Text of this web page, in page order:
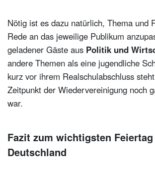
Nötig ist es dazu natürlich, Thema und
Rede an das jeweilige Publikum
geladener Gäste aus Politik und
andere Themen als eine jugendliche
kurz vor ihrem Realschulabschluss
Zeitpunkt der Wiedervereinigung noch
war.
Fazit zum wichtigsten
Deutschland